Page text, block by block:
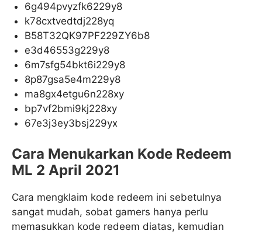
6g494pvyzfk6229y8
k78cxtvedtdj228yq
B58T32QK97PF229ZY6b8
e3d46553g229y8
6m7sfg54bkt6i229y8
8p87gsa5e4m229y8
ma8gx4etgu6n228xy
bp7vf2bmi9kj228xy
67e3j3ey3bsj229yx
Cara Menukarkan Kode Redeem
ML 2 April 2021
Cara mengklaim kode redeem ini sebetulnya
sangat mudah, sobat gamers hanya perlu
memasukkan kode redeem diatas, kemudian